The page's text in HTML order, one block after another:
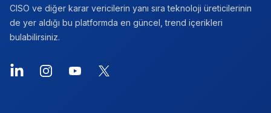
CISO ve diğer karar vericilerin yanı sıra teknoloji üreticilerinin
de yer aldığı bu platformda en güncel, trend içerikleri
bulabilirsiniz.
LinkedInInstagramYouTube
X